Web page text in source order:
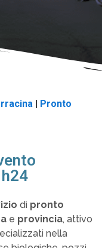
| Pronto
di pronto
e provincia, attivo
nella